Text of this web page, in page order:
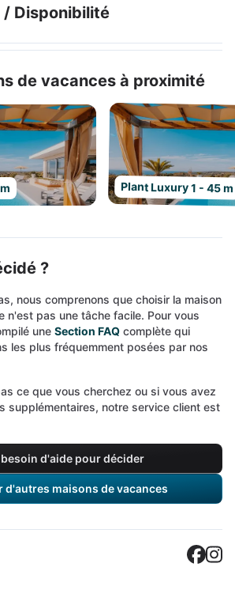
Disponibilité
de vacances à proximité
Plant Luxury 1 - 45 m
?
nous comprenons que choisir la maison
n'est pas une tâche facile. Pour vous
une Section FAQ complète qui
les plus fréquemment posées par nos
ce que vous cherchez ou si vous avez
supplémentaires, notre service client est
d'aide pour décider
d'autres maisons de vacances